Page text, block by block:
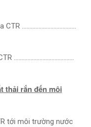
CTR ………………………………
………………………………….
thải rắn đến môi
tới môi trường nước